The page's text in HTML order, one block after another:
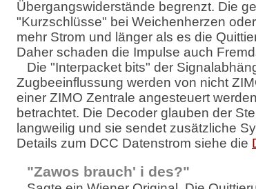
Übergangswiderstände begrenzt. Die
"Kurzschlüsse" bei Weichenherzen
mehr Strom und länger als es die
Daher schaden die Impulse auch
Die "Interpacket bits" der
Zugbeeinflussung werden von nicht
einer ZIMO Zentrale angesteuert
betrachtet. Die Decoder glauben der
langweilig und sie sendet zusätzliche
Details zum DCC Datenstrom siehe die
"Zawos brauch' i des?"